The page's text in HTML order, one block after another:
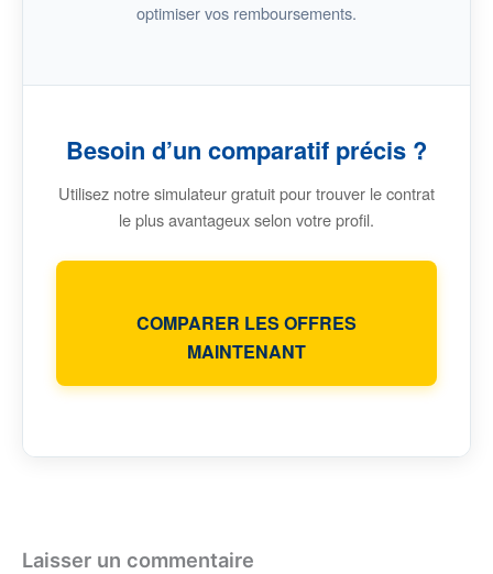
optimiser vos remboursements.
Besoin d’un comparatif précis ?
Utilisez notre simulateur gratuit pour trouver le contrat
le plus avantageux selon votre profil.
COMPARER LES OFFRES
MAINTENANT
Laisser un commentaire